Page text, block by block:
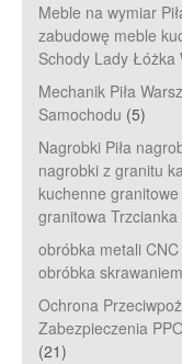
Meble na wymiar
zabudowę meble
Schody Lady Łóżka
Mechanik Piła
Samochodu (5)
Nagrobki Piła
nagrobki z granitu
kuchenne
granitowa
obróbka metali
obróbka skrawaniem
Ochrona
Zabezpieczenia
(21)